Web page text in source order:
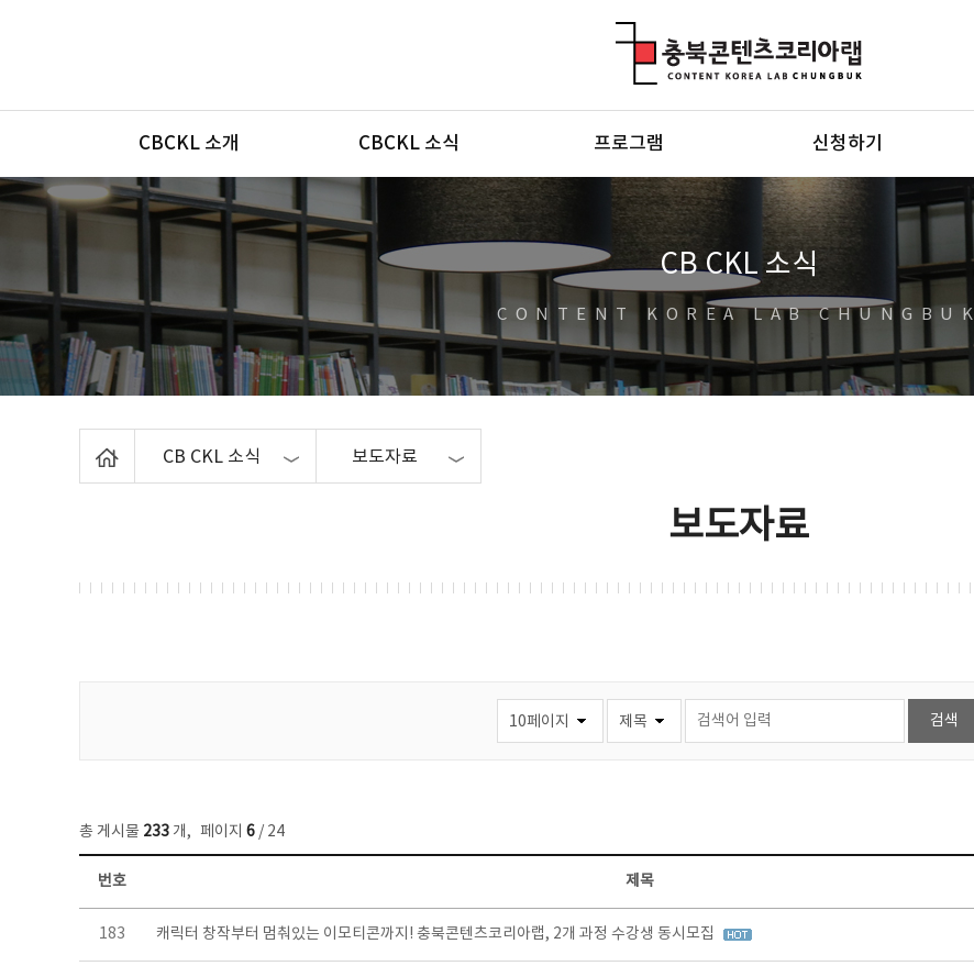
메뉴
CBCKL 소개 CBCKL 소식 프로그램 신청하기
CB CKL 소식
CONTENT KOREA LAB CHUNGBUK
CB CKL 소식 보도자료
보도자료
총 게시물 233 개, 페이지 6 / 24
보도자료 목록 - 번호, 제목, 작성자, 파일, 조회수, 작성일 정보 제공
번호 제목
183 캐릭터 창작부터 멈춰있는 이모티콘까지! 충북콘텐츠코리아랩, 2개 과정 수강생 동시모집